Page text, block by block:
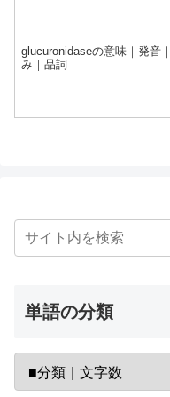
glucuronidaseの意味｜発音
み｜品詞
単語の分類